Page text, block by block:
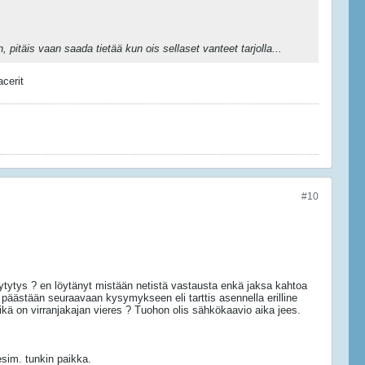
pitäis vaan saada tietää kun ois sellaset vanteet tarjolla...
#10
? en löytänyt mistään netistä vastausta enkä jaksa kahtoa
seuraavaan kysymykseen eli tarttis asennella erilline
on virranjakajan vieres ? Tuohon olis sähkökaavio aika jees.
tunkin paikka.